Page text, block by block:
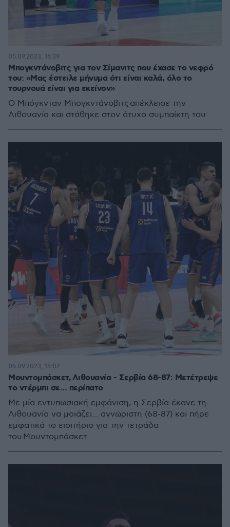
Μπογκντάνοβιτς για τον Σίμανιτς που έχασε το νεφρό
του: «Μας έστειλε μήνυμα ότι είναι καλά, όλο το
τουρνουά είναι για εκείνον»
Ο Μπόγκνταν Μπογκντάνοβιτς απέκλεισε την
Λιθουανία και στάθηκε στον άτυχο συμπαίκτη του
05.09.2023, 16:39
Μουντομπάσκετ, Λιθουανία - Σερβία 68-87: Μετέτρεψε
το ντέρμπι σε... περίπατο
Με μία εντυπωσιακή εμφάνιση, η Σερβία έκανε τη
Λιθουανία να μοιάζει... αγνώριστη (68-87) και πήρε
εμφατικά το εισιτήριο για την τετράδα
του Μουντομπάσκετ
05.09.2023, 15:07